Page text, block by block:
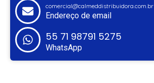
comercial@calmeddistribuidora.com.br
Endereço de email
55 71 98791 5275
WhatsApp